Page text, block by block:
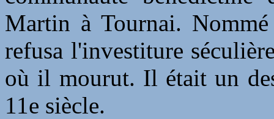
Martin à Tournai.
refusa l'investiture
où il mourut. Il était un
11e siècle.